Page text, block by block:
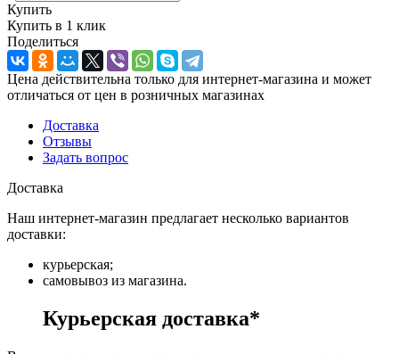
Купить
Купить в 1 клик
Поделиться
Цена действительна только для интернет-магазина и может
отличаться от цен в розничных магазинах
Доставка
Отзывы
Задать вопрос
Доставка
Наш интернет-магазин предлагает несколько вариантов
доставки:
курьерская;
самовывоз из магазина.
Курьерская доставка*